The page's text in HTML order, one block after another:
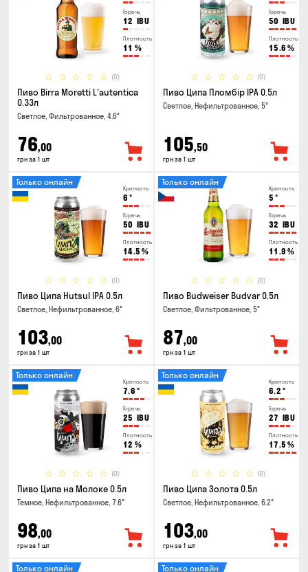
Горечь
12 IBU
Плотность
11 %
(0)
Пиво Birra Moretti L'autentica
0.33л
Светлое, Фильтрованное, 4.6°
76,00
грн за 1 шт
Горечь
50 IBU
Плотность
15.6 %
(0)
Пиво Ципа Пломбір IPA 0.5л
Светлое, Нефильтрованное, 5°
105,50
грн за 1 шт
Крепость
6 °
Горечь
50 IBU
Плотность
14.5 %
(0)
Только онлайн
Пиво Ципа Hutsul IPA 0.5л
Светлое, Нефильтрованное, 6°
103,00
грн за 1 шт
Крепость
5 °
Горечь
32 IBU
Плотность
11.9 %
(0)
Только онлайн
Пиво Budweiser Budvar 0.5л
Светлое, Фильтрованное, 5°
87,00
грн за 1 шт
Крепость
7.6 °
Горечь
25 IBU
Плотность
12 %
(0)
Только онлайн
Пиво Ципа на Молоке 0.5л
Темное, Нефильтрованное, 7.6°
98,00
грн за 1 шт
Крепость
6.2 °
Горечь
27 IBU
Плотность
17.5 %
(0)
Только онлайн
Пиво Ципа Золота 0.5л
Светлое, Нефильтрованное, 6.2°
103,00
грн за 1 шт
Только онлайн Только онлайн